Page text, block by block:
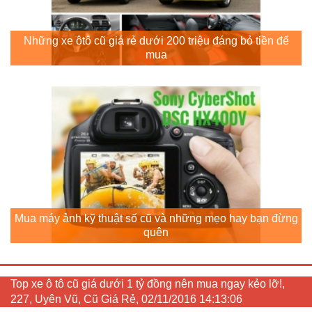
Những xe ôtô cũ giá rẻ dưới 200 triệu đáng bỏ tiền để
mua
Mua máy ảnh kỹ thuật số cũ và những mẹo hay bạn đừng
quên
Top xe ô tô cũ giá dưới 1 tỷ đồng nên mua ngay kẻo lỡ!,
227, Uyên Vũ, Cũ Giá Rẻ, 02/11/2016 14:13:06